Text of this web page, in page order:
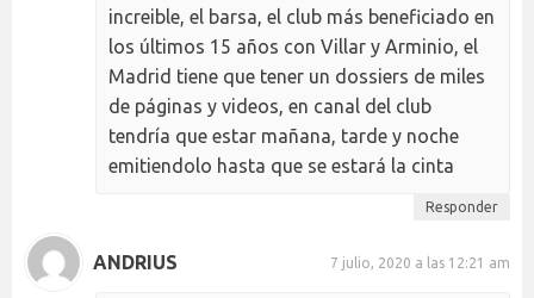
increible, el barsa, el club más beneficiado en
los últimos 15 años con Villar y Arminio, el
Madrid tiene que tener un dossiers de miles
de páginas y videos, en canal del club
tendría que estar mañana, tarde y noche
emitiendolo hasta que se estará la cinta
Responder
ANDRIUS 7 julio, 2020 a las 12:21 am